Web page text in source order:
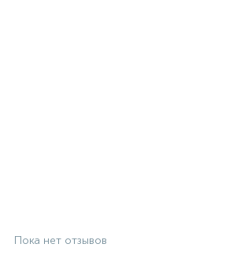
Пока нет отзывов